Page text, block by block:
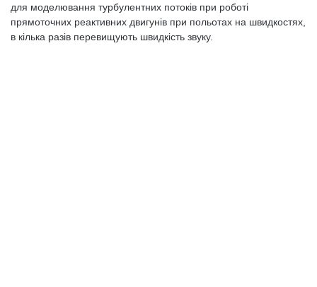
для моделювання турбулентних потоків при роботі
прямоточних реактивних двигунів при польотах на швидкостях,
в кілька разів перевищують швидкість звуку.